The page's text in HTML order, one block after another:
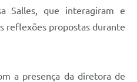
Salles, que interagiram e
reflexões propostas durante
a presença da diretora de